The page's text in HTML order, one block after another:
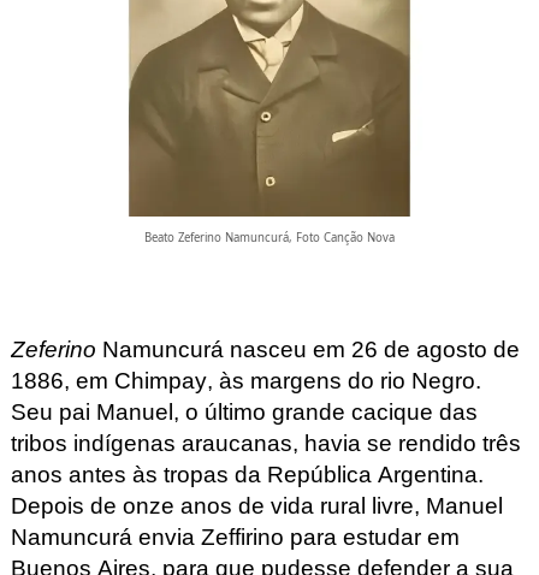
Beato Zeferino Namuncurá, Foto Canção Nova
Zeferino Namuncurá nasceu em 26 de agosto de
1886, em Chimpay, às margens do rio Negro.
Seu pai Manuel, o último grande cacique das
tribos indígenas araucanas, havia se rendido três
anos antes às tropas da República Argentina.
Depois de onze anos de vida rural livre, Manuel
Namuncurá envia Zeffirino para estudar em
Buenos Aires, para que pudesse defender a sua